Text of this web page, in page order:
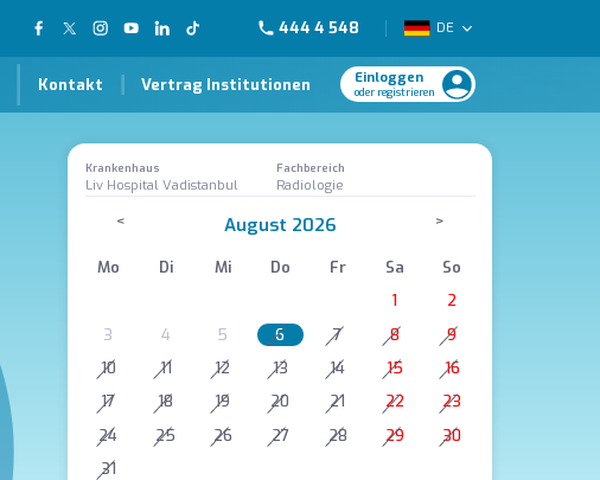
444 4 548 DE
Kontakt Vertrag Institutionen Einloggen
oder registrieren
Krankenhaus
Liv Hospital Vadistanbul
Fachbereich
Radiologie
< August 2026 >
Mo Di Mi Do Fr Sa
So
1
2
3
4 5 6 7 8
9
10
11 12 13 14 15
16
17
18 19 20 21 22
23
24
25 26 27 28 29
30
31